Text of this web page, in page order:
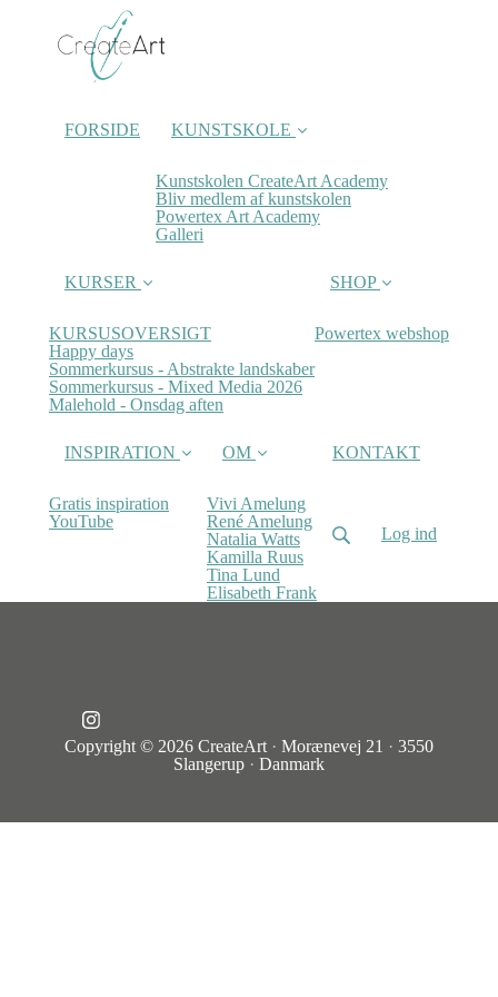
FORSIDE KUNSTSKOLE
Kunstskolen CreateArt Academy
Bliv medlem af kunstskolen
Powertex Art Academy
Galleri
KURSER
KURSUSOVERSIGT
Happy days
Sommerkursus - Abstrakte landskaber
Sommerkursus - Mixed Media 2026
Malehold - Onsdag aften
SHOP
Powertex webshop
INSPIRATION
Gratis inspiration
YouTube
OM
Vivi Amelung
René Amelung
Natalia Watts
Kamilla Ruus
Tina Lund
Elisabeth Frank
KONTAKT
Log ind
Copyright © 2026 CreateArt · Morænevej 21 · 3550
Slangerup · Danmark